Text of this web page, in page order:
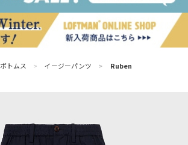
ボトムス > イージーパンツ > Ruben